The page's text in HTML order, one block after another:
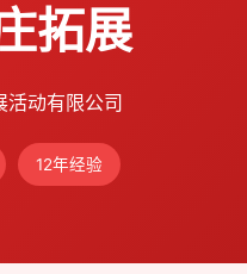
拓展
动有限公司
12年经验